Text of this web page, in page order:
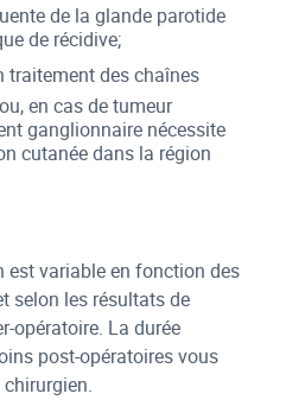
de la glande parotide
de récidive;
traitement des chaînes
en cas de tumeur
ganglionnaire nécessite
cutanée dans la région
est variable en fonction des
selon les résultats de
opératoire. La durée
post-opératoires vous